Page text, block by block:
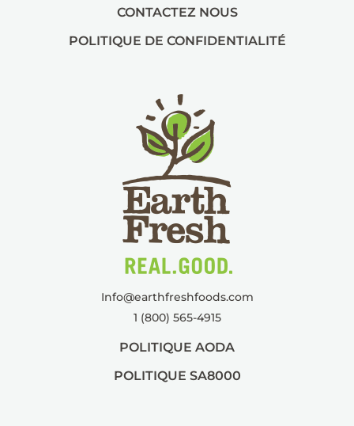
Info@earthfreshfoods.com
1 (800) 565-4915
POLITIQUE AODA
POLITIQUE SA8000
CONTACTEZ NOUS
POLITIQUE DE CONFIDENTIALITÉ